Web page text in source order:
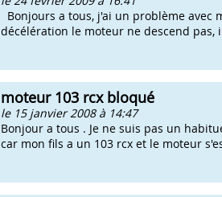
Bonjours a tous, j'ai un problème avec
décélération le moteur ne descend
moteur 103 rcx bloqué
le 15 janvier 2008 à 14:47
Bonjour a tous . Je ne suis pas un
car mon fils a un 103 rcx et le moteur